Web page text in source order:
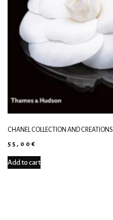
CHANEL COLLECTION AND CREATIONS
55,00 €
Add to cart